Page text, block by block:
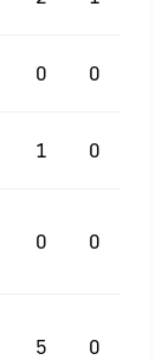
0 0
1 0
0 0
5 0